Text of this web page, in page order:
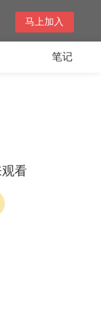
马上加入
学习
笔记
看